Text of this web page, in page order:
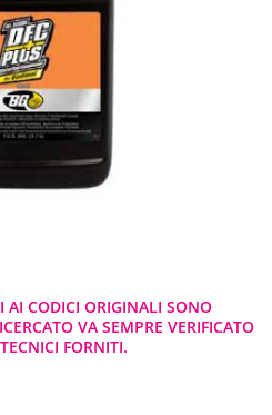
AI CODICI ORIGINALI SONO
VA SEMPRE VERIFICATO
FORNITI.